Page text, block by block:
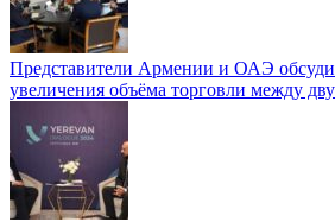
Представители Армении и ОАЭ
увеличения объёма торговли между